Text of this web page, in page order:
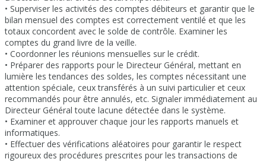
• Superviser les activités des comptes débiteurs et garantir que le
bilan mensuel des comptes est correctement ventilé et que les
totaux concordent avec le solde de contrôle. Examiner les
comptes du grand livre de la veille.
• Coordonner les réunions mensuelles sur le crédit.
• Préparer des rapports pour le Directeur Général, mettant en
lumière les tendances des soldes, les comptes nécessitant une
attention spéciale, ceux transférés à un suivi particulier et ceux
recommandés pour être annulés, etc. Signaler immédiatement au
Directeur Général toute lacune détectée dans le système.
• Examiner et approuver chaque jour les rapports manuels et
informatiques.
• Effectuer des vérifications aléatoires pour garantir le respect
rigoureux des procédures prescrites pour les transactions de